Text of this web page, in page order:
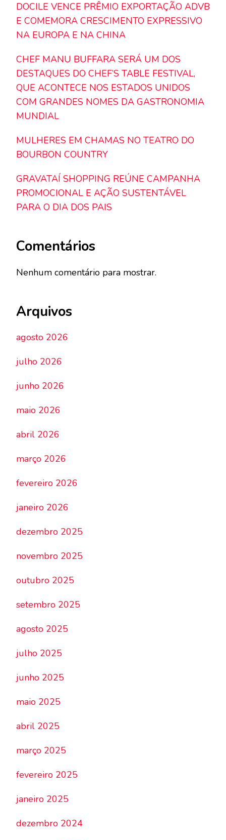
DOCILE VENCE PRÊMIO EXPORTAÇÃO ADVB
E COMEMORA CRESCIMENTO EXPRESSIVO
NA EUROPA E NA CHINA
CHEF MANU BUFFARA SERÁ UM DOS
DESTAQUES DO CHEF’S TABLE FESTIVAL,
QUE ACONTECE NOS ESTADOS UNIDOS
COM GRANDES NOMES DA GASTRONOMIA
MUNDIAL
MULHERES EM CHAMAS NO TEATRO DO
BOURBON COUNTRY
GRAVATAÍ SHOPPING REÚNE CAMPANHA
PROMOCIONAL E AÇÃO SUSTENTÁVEL
PARA O DIA DOS PAIS
Comentários
Nenhum comentário para mostrar.
Arquivos
agosto 2026
julho 2026
junho 2026
maio 2026
abril 2026
março 2026
fevereiro 2026
janeiro 2026
dezembro 2025
novembro 2025
outubro 2025
setembro 2025
agosto 2025
julho 2025
junho 2025
maio 2025
abril 2025
março 2025
fevereiro 2025
janeiro 2025
dezembro 2024